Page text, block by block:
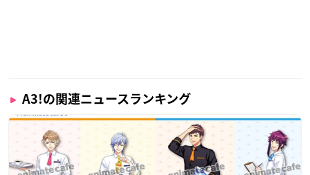
A3!の関連ニュースランキング